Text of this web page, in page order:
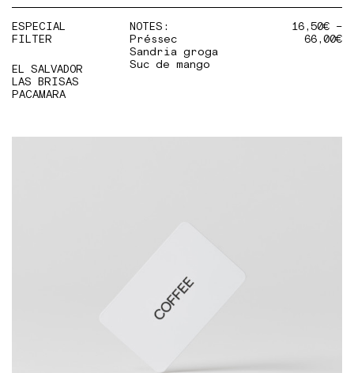
ESPECIAL
FILTER
EL SALVADOR
LAS BRISAS
PACAMARA
NOTES:
Préssec
Sandria groga
Suc de mango
16,50€–
66,00€